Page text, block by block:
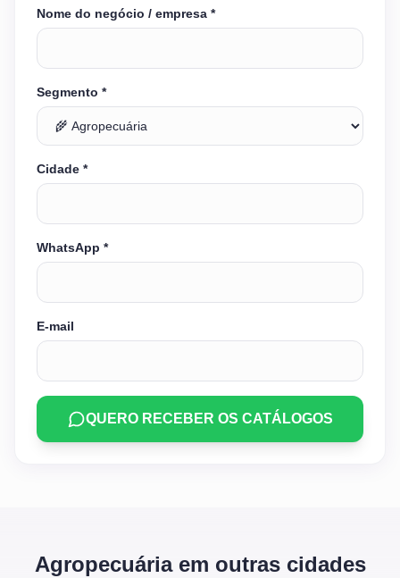
Nome do negócio / empresa *
Segmento *
Cidade *
WhatsApp *
E-mail
QUERO RECEBER OS CATÁLOGOS
Agropecuária em outras cidades